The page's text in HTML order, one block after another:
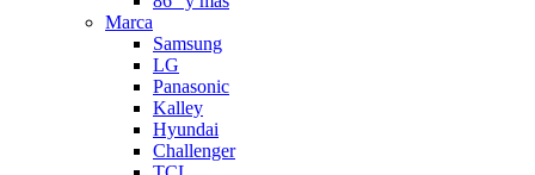
Marca
Samsung
LG
Panasonic
Kalley
Hyundai
Challenger